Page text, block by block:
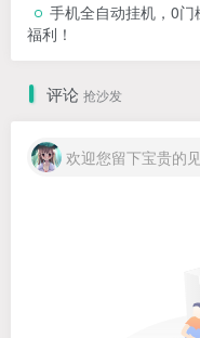
手机全自动挂机，0
福利！
评论 抢沙发
欢迎您留下宝贵的